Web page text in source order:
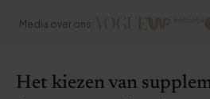
Media over ons:
Het kiezen van